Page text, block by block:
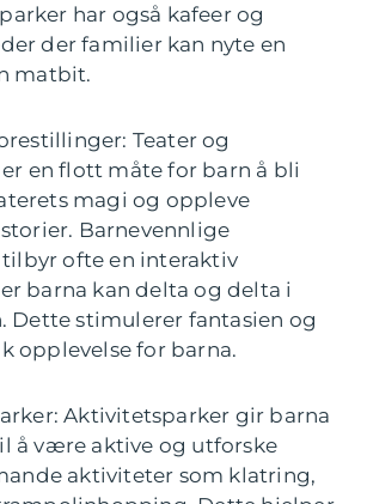
har også kafeer og
der familier kan nyte en
matbit.
Teater og
en flott måte for barn å bli
magi og oppleve
Barnevennlige
ofte en interaktiv
barna kan delta og delta i
Dette stimulerer fantasien og
opplevelse for barna.
Aktivitetsparker gir barna
å være aktive og utforske
aktiviteter som klatring,